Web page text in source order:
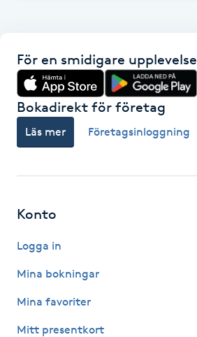
Föning
Gel naglar
Gelenaglar
Gravidmassage
Gravidyoga
För en smidigare upplevelse
Bokadirekt för företag
Läs mer Företagsinloggning
Konto
Logga in
Mina bokningar
Mina favoriter
Mitt presentkort